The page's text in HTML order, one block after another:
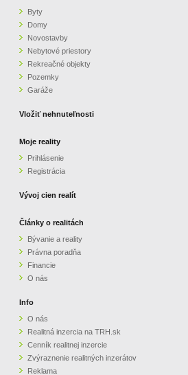
GARÁŽE
O NÁS
CENNÍK REALITNEJ INZERCIE
ZVÝRAZNENIE REALITNÝCH INZERÁTOV
PARTNERI
OBCHODNÉ PODMIENKY
KONTAKT
Byty
Domy
Novostavby
Nebytové priestory
Rekreačné objekty
Pozemky
Garáže
Vložiť nehnuteľnosti
Moje reality
Prihlásenie
Registrácia
Vývoj cien realít
Články o realitách
Bývanie a reality
Právna poradňa
Financie
O nás
Info
O nás
Realitná inzercia na TRH.sk
Cenník realitnej inzercie
Zvýraznenie realitných inzerátov
Reklama